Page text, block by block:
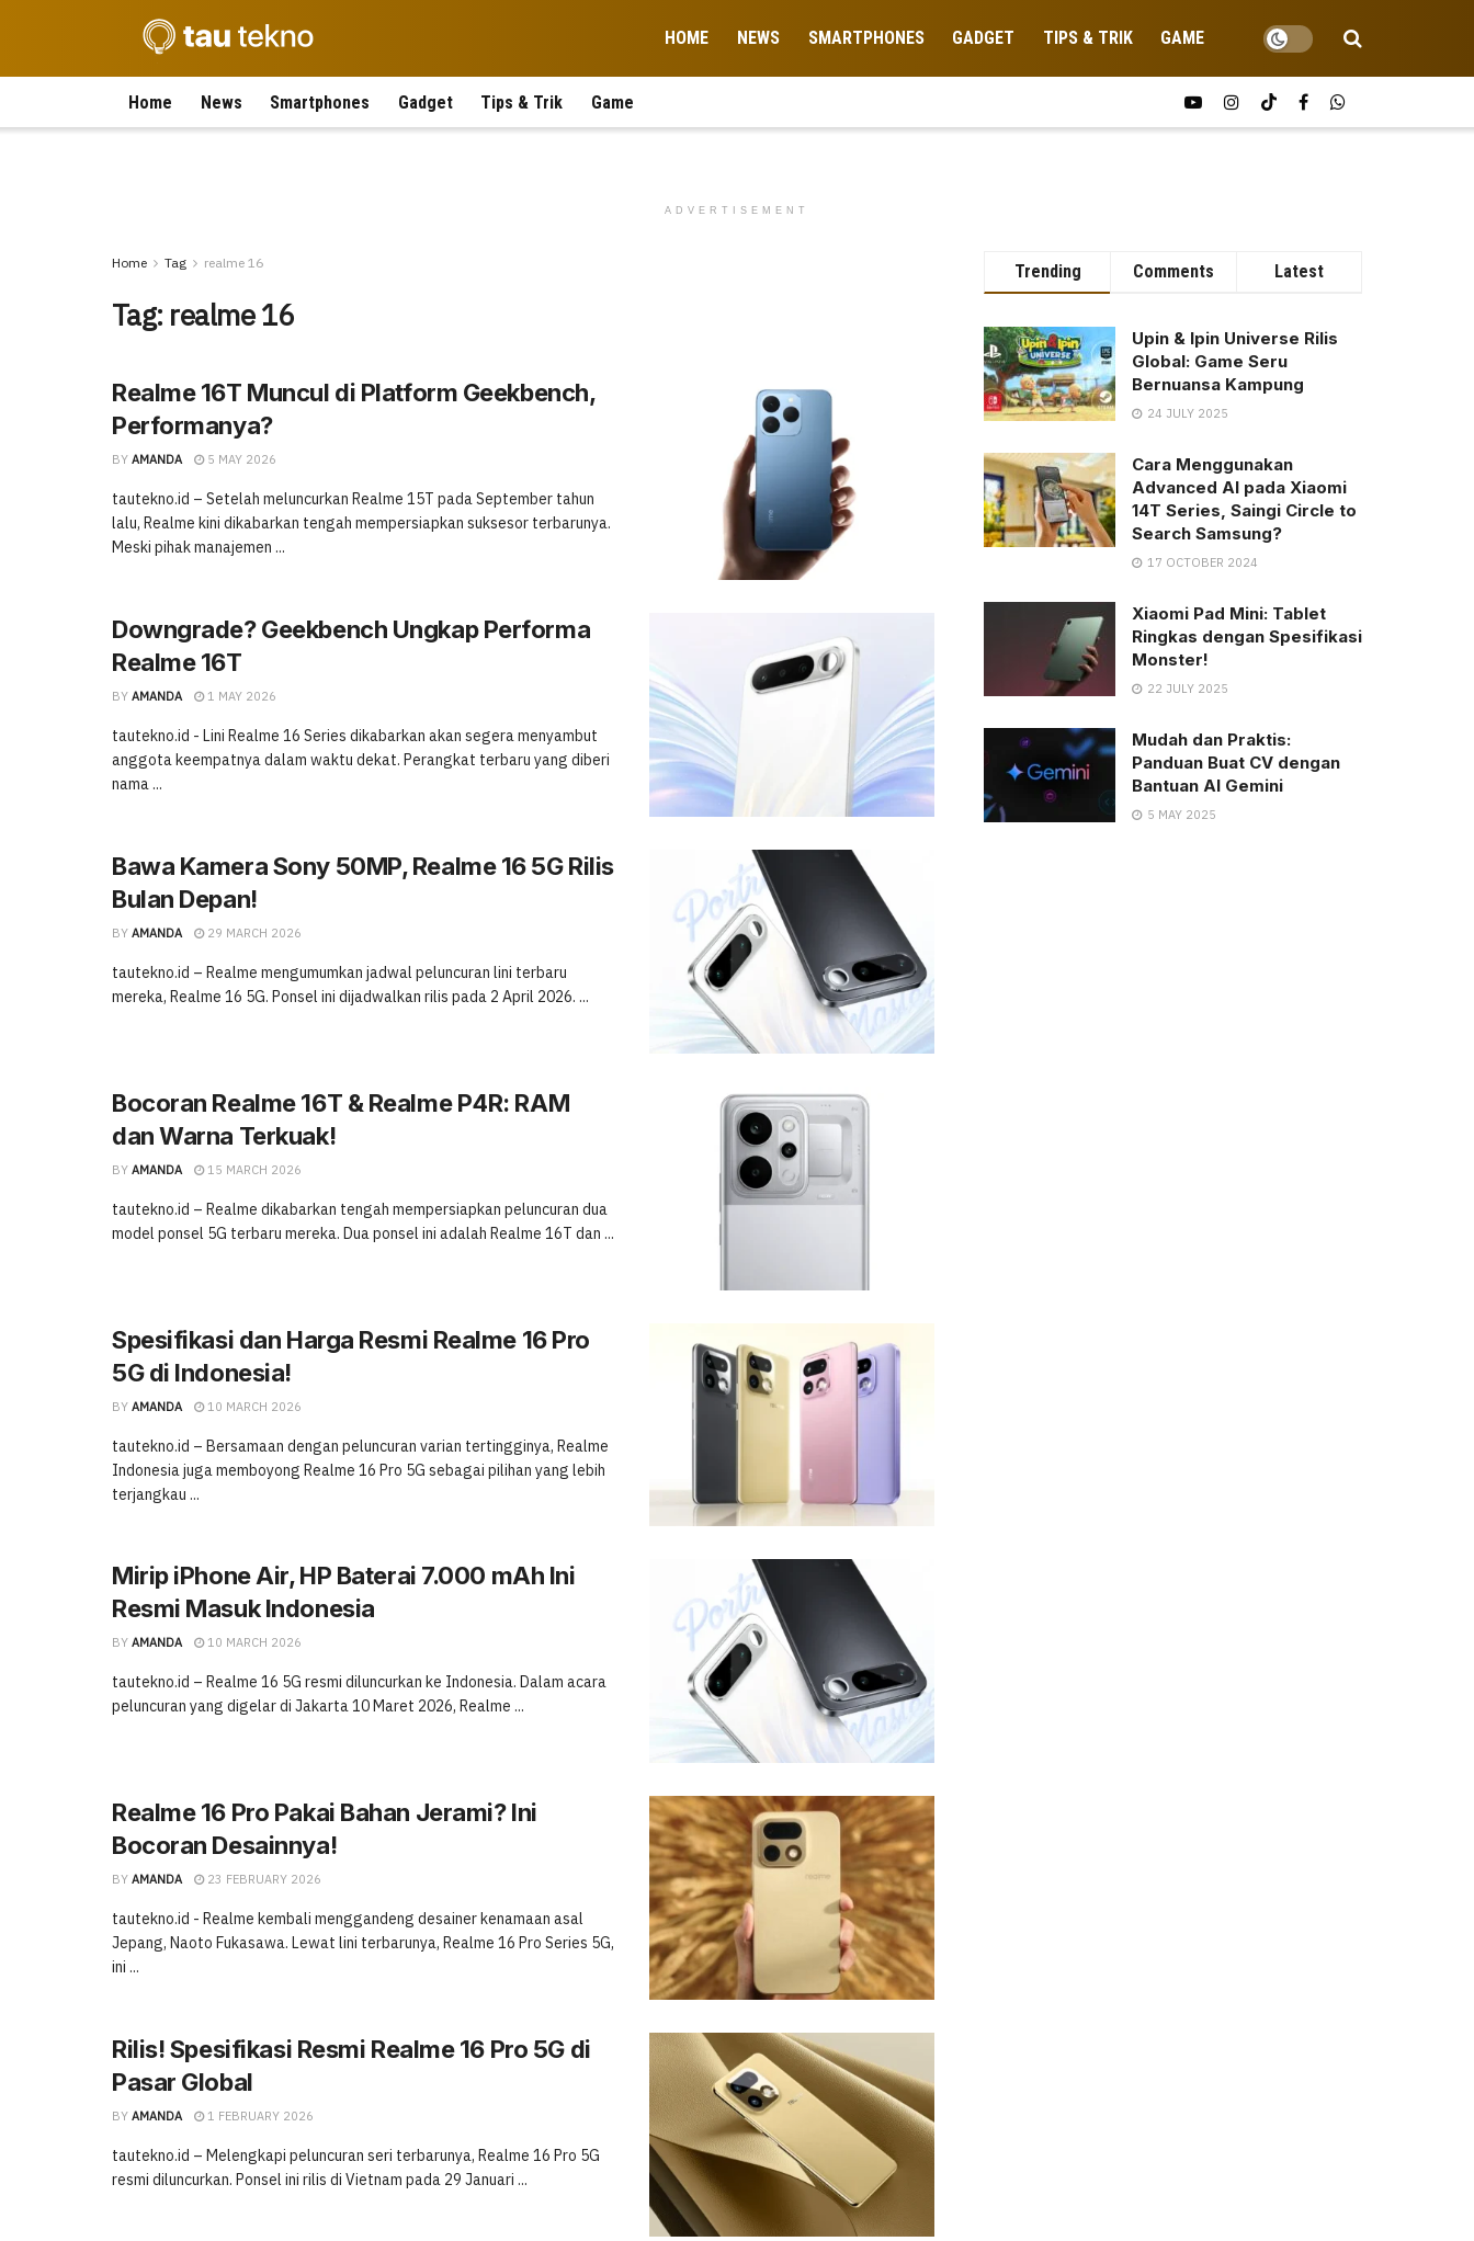
HOME NEWS SMARTPHONES GADGET TIPS & TRIK GAME
Home News Smartphones Gadget Tips & Trik Game
ADVERTISEMENT
Home Tag realme 16
Tag: realme 16
Realme 16T Muncul di Platform Geekbench,
Performanya?
BY AMANDA 5 MAY 2026
tautekno.id – Setelah meluncurkan Realme 15T pada September tahun
lalu, Realme kini dikabarkan tengah mempersiapkan suksesor terbarunya.
Meski pihak manajemen ...
Downgrade? Geekbench Ungkap Performa
Realme 16T
BY AMANDA 1 MAY 2026
tautekno.id - Lini Realme 16 Series dikabarkan akan segera menyambut
anggota keempatnya dalam waktu dekat. Perangkat terbaru yang diberi
nama ...
Bawa Kamera Sony 50MP, Realme 16 5G Rilis
Bulan Depan!
BY AMANDA 29 MARCH 2026
tautekno.id – Realme mengumumkan jadwal peluncuran lini terbaru
mereka, Realme 16 5G. Ponsel ini dijadwalkan rilis pada 2 April 2026. ...
Bocoran Realme 16T & Realme P4R: RAM
dan Warna Terkuak!
BY AMANDA 15 MARCH 2026
tautekno.id – Realme dikabarkan tengah mempersiapkan peluncuran dua
model ponsel 5G terbaru mereka. Dua ponsel ini adalah Realme 16T dan ...
Spesifikasi dan Harga Resmi Realme 16 Pro
5G di Indonesia!
BY AMANDA 10 MARCH 2026
tautekno.id – Bersamaan dengan peluncuran varian tertingginya, Realme
Indonesia juga memboyong Realme 16 Pro 5G sebagai pilihan yang lebih
terjangkau ...
Mirip iPhone Air, HP Baterai 7.000 mAh Ini
Resmi Masuk Indonesia
BY AMANDA 10 MARCH 2026
tautekno.id – Realme 16 5G resmi diluncurkan ke Indonesia. Dalam acara
peluncuran yang digelar di Jakarta 10 Maret 2026, Realme ...
Realme 16 Pro Pakai Bahan Jerami? Ini
Bocoran Desainnya!
BY AMANDA 23 FEBRUARY 2026
tautekno.id - Realme kembali menggandeng desainer kenamaan asal
Jepang, Naoto Fukasawa. Lewat lini terbarunya, Realme 16 Pro Series 5G,
ini ...
Rilis! Spesifikasi Resmi Realme 16 Pro 5G di
Pasar Global
BY AMANDA 1 FEBRUARY 2026
tautekno.id – Melengkapi peluncuran seri terbarunya, Realme 16 Pro 5G
resmi diluncurkan. Ponsel ini rilis di Vietnam pada 29 Januari ...
Trending Comments Latest
Upin & Ipin Universe Rilis
Global: Game Seru
Bernuansa Kampung
24 JULY 2025
Cara Menggunakan
Advanced AI pada Xiaomi
14T Series, Saingi Circle to
Search Samsung?
17 OCTOBER 2024
Xiaomi Pad Mini: Tablet
Ringkas dengan Spesifikasi
Monster!
22 JULY 2025
Mudah dan Praktis:
Panduan Buat CV dengan
Bantuan AI Gemini
5 MAY 2025